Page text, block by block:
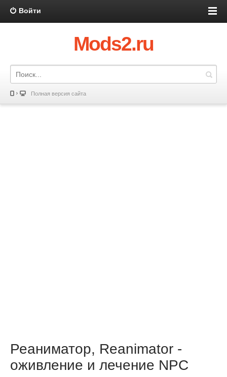
Войти
Mods2.ru
Полная версия сайта
Реаниматор, Reanimator -
оживление и лечение NPC